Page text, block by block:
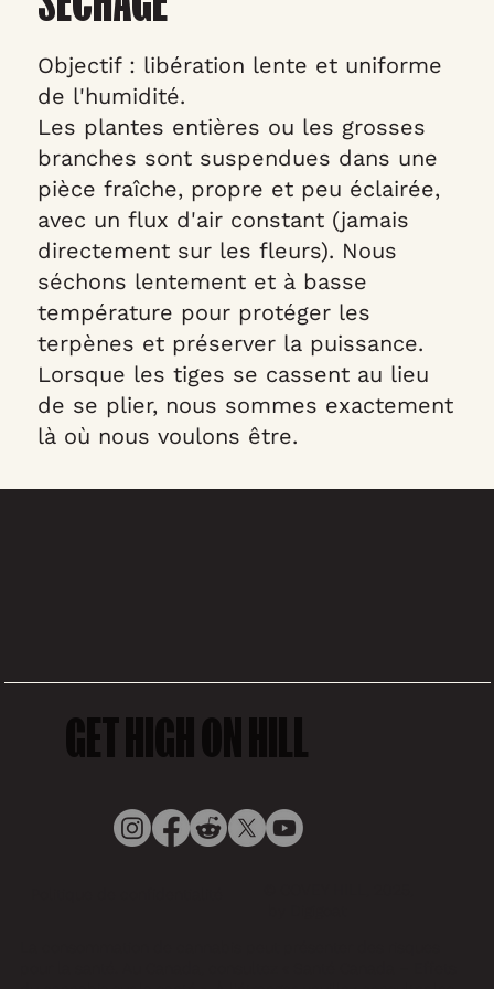
Objectif : libération lente et uniforme
de l'humidité.
Les plantes entières ou les grosses
branches sont suspendues dans une
pièce fraîche, propre et peu éclairée,
avec un flux d'air constant (jamais
directement sur les fleurs). Nous
séchons lentement et à basse
température pour protéger les
terpènes et préserver la puissance.
Lorsque les tiges se cassent au lieu
de se plier, nous sommes exactement
là où nous voulons être.
GET HIGH ON HILL